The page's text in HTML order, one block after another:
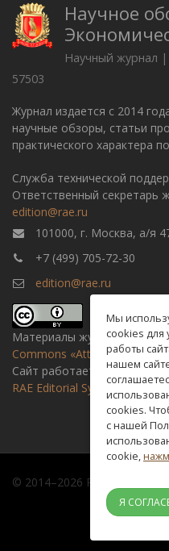
Научное
Научный журнал
57503
Журнал издается с 2014
научные обзоры, статьи
практического характера
Служба технической
Ответственный секретарь
edition@rae.ru
101000, г. Москва, а/я
+7 (499) 705-72-30
edition@rae.ru
Материалы журнала
Commons «Attribution»
Сайт работает на
RAE Editorial System
© 2014–2026 Российская
Мы
cookies для
работы
нашем
cookies.
с нашей
cookie,
Я